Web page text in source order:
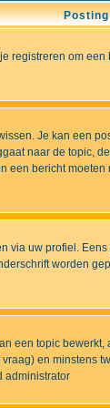
om
Je kan een
naar de topic,
bericht
via uw profiel.
worden
een topic
en minstens
administrator